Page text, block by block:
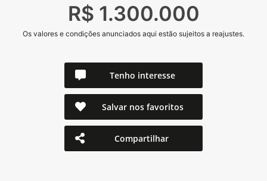
R$ 1.300.000
Os valores e condições anunciados aqui estão sujeitos a reajustes.
Tenho interesse
Salvar nos favoritos
Compartilhar